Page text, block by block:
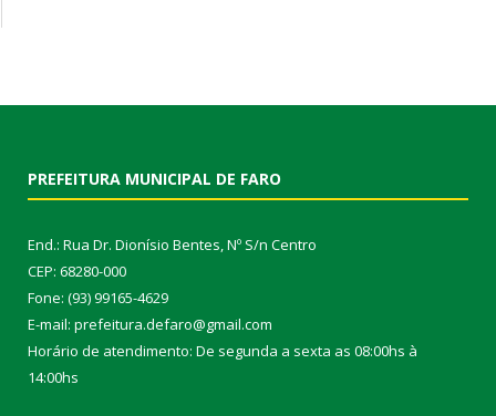
PREFEITURA MUNICIPAL DE FARO
End.: Rua Dr. Dionísio Bentes, Nº S/n Centro
CEP: 68280-000
Fone: (93) 99165-4629
E-mail: prefeitura.defaro@gmail.com
Horário de atendimento: De segunda a sexta as 08:00hs à
14:00hs